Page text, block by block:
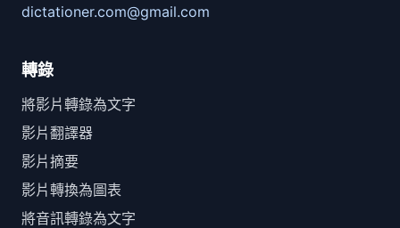
dictationer.com@gmail.com
轉錄
將影片轉錄為文字
影片翻譯器
影片摘要
影片轉換為圖表
將音訊轉錄為文字